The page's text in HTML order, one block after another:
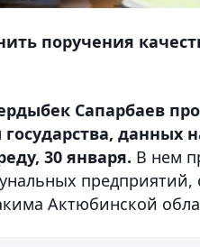
поручения
Сапарбаев
данных
30 января. В нем
Актюбинской